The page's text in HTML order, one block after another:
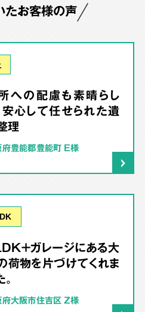
たお客様の声
への配慮も素晴らし
安心して任せられた遺
理
豊能郡豊能町 E様
＋ガレージにある大
荷物を片づけてくれま
大阪市住吉区 Z様